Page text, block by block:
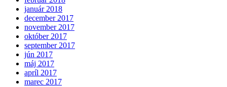
január 2018
december 2017
november 2017
október 2017
september 2017
jún 2017
máj 2017
apríl 2017
marec 2017